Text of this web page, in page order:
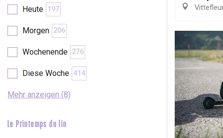
Duclair
Forges-les-
Heute 197
Morgen 206
Wochenende 276
Diese Woche 414
Mehr anzeigen (8)
Le Printemps du lin